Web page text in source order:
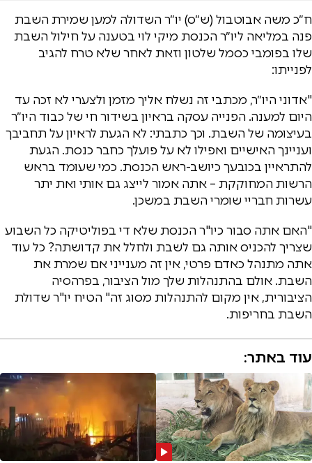
ח״כ משה אבוטבול (ש״ס) יו״ר השדולה למען שמירת השבת
פנה במליאה ליו״ר הכנסת מיקי לוי בטענה על חילול השבת
שלו בפומבי כסמל שלטון וזאת לאחר שלא טרח להגיב
לפנייתו:
"אדוני היו״ר, מכתבי זה נשלח אליך מזמן ולצערי לא זכה עד
היום למענה. הפנייה עסקה בראיון בשידור חי של כבוד היו״ר
בעיצומה של השבת. וכך כתבתי: לא הגעת לראיון על תחביבך
ועניינך האישיים ואפילו לא על פועלך כחבר כנסת. הגעת
להתראיין בכובעך כיושב-ראש הכנסת. כמי שעומד בראש
הרשות המחוקקת – אתה אמור לייצג גם אותי ואת יתר
עשרות חבריי שומרי השבת במשכן.
"האם אתה סבור כיו"ר הכנסת שלא די בפוליטיקה כל השבוע
שצריך להכניס אותה גם לשבת ולחלל את קדושתה? כל עוד
אתה מתנהל כאדם פרטי, אין זה מענייני אם שמרת את
השבת. אולם בהתנהלות שלך מול הציבור, בפרהסיה
הציבורית, אין מקום להתנהלות מסוג זה" הטיח יו"ר שדולת
השבת בחריפות.
עוד באתר: